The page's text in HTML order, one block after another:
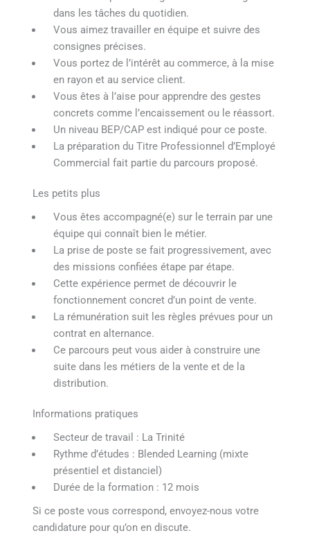
dans les tâches du quotidien.
Vous aimez travailler en équipe et suivre des
consignes précises.
Vous portez de l’intérêt au commerce, à la mise
en rayon et au service client.
Vous êtes à l’aise pour apprendre des gestes
concrets comme l’encaissement ou le réassort.
Un niveau BEP/CAP est indiqué pour ce poste.
La préparation du Titre Professionnel d’Employé
Commercial fait partie du parcours proposé.
Les petits plus
Vous êtes accompagné(e) sur le terrain par une
équipe qui connaît bien le métier.
La prise de poste se fait progressivement, avec
des missions confiées étape par étape.
Cette expérience permet de découvrir le
fonctionnement concret d’un point de vente.
La rémunération suit les règles prévues pour un
contrat en alternance.
Ce parcours peut vous aider à construire une
suite dans les métiers de la vente et de la
distribution.
Informations pratiques
Secteur de travail : La Trinité
Rythme d’études : Blended Learning (mixte
présentiel et distanciel)
Durée de la formation : 12 mois
Si ce poste vous correspond, envoyez-nous votre
candidature pour qu’on en discute.